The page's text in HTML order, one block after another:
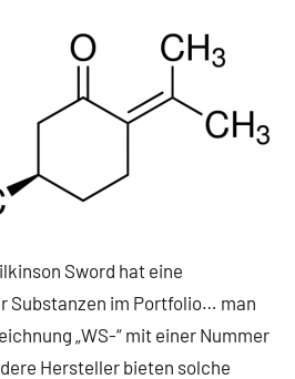
Sword hat eine
Substanzen im Portfolio… man
„WS-“ mit einer Nummer
Hersteller bieten solche